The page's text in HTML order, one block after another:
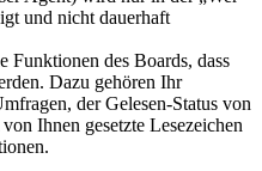
und nicht dauerhaft
Funktionen des Boards, dass
Dazu gehören Ihr
der Gelesen-Status von
Ihnen gesetzte Lesezeichen